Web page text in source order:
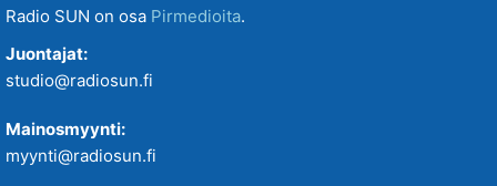
Radio SUN on osa Pirmedioita.
Juontajat:
studio@radiosun.fi
Mainosmyynti:
myynti@radiosun.fi